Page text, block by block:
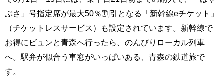
ぶさ」号指定席が最大50％割引となる「新幹線eチケット」
（チケットレスサービス）も設定されています。新幹線で
お得にビュンと青森へ行ったら、のんびりローカル列車
へ。駅弁が似合う車窓がいっぱいある、青森の鉄道旅で
す。